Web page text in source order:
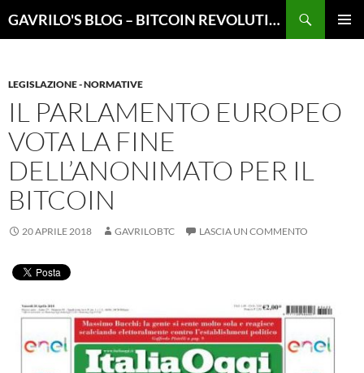
GAVRILO'S BLOG – BITCOIN REVOLUTION
LEGISLAZIONE - NORMATIVE
IL PARLAMENTO EUROPEO
VOTA LA FINE
DELL’ANONIMATO PER IL
BITCOIN
20 APRILE 2018 GAVRILOBTC LASCIA UN COMMENTO